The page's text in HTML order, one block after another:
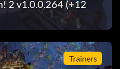
2 v1.0.0.264 (+12
Trainers